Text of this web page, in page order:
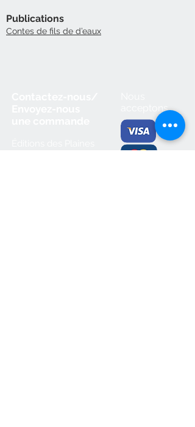
Publications
Contes de fils de d’eaux
acceptons